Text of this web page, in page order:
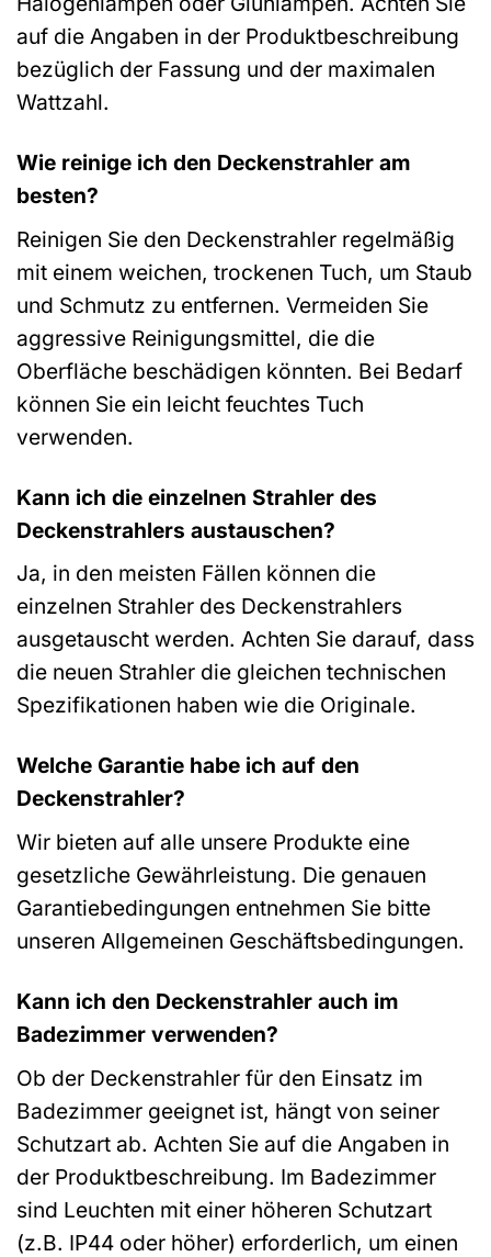
auf die Angaben in der Produktbeschreibung
bezüglich der Fassung und der maximalen
Wattzahl.
Wie reinige ich den Deckenstrahler am
besten?
Reinigen Sie den Deckenstrahler regelmäßig
mit einem weichen, trockenen Tuch, um Staub
und Schmutz zu entfernen. Vermeiden Sie
aggressive Reinigungsmittel, die die
Oberfläche beschädigen könnten. Bei Bedarf
können Sie ein leicht feuchtes Tuch
verwenden.
Kann ich die einzelnen Strahler des
Deckenstrahlers austauschen?
Ja, in den meisten Fällen können die
einzelnen Strahler des Deckenstrahlers
ausgetauscht werden. Achten Sie darauf, dass
die neuen Strahler die gleichen technischen
Spezifikationen haben wie die Originale.
Welche Garantie habe ich auf den
Deckenstrahler?
Wir bieten auf alle unsere Produkte eine
gesetzliche Gewährleistung. Die genauen
Garantiebedingungen entnehmen Sie bitte
unseren Allgemeinen Geschäftsbedingungen.
Kann ich den Deckenstrahler auch im
Badezimmer verwenden?
Ob der Deckenstrahler für den Einsatz im
Badezimmer geeignet ist, hängt von seiner
Schutzart ab. Achten Sie auf die Angaben in
der Produktbeschreibung. Im Badezimmer
sind Leuchten mit einer höheren Schutzart
(z.B. IP44 oder höher) erforderlich, um einen